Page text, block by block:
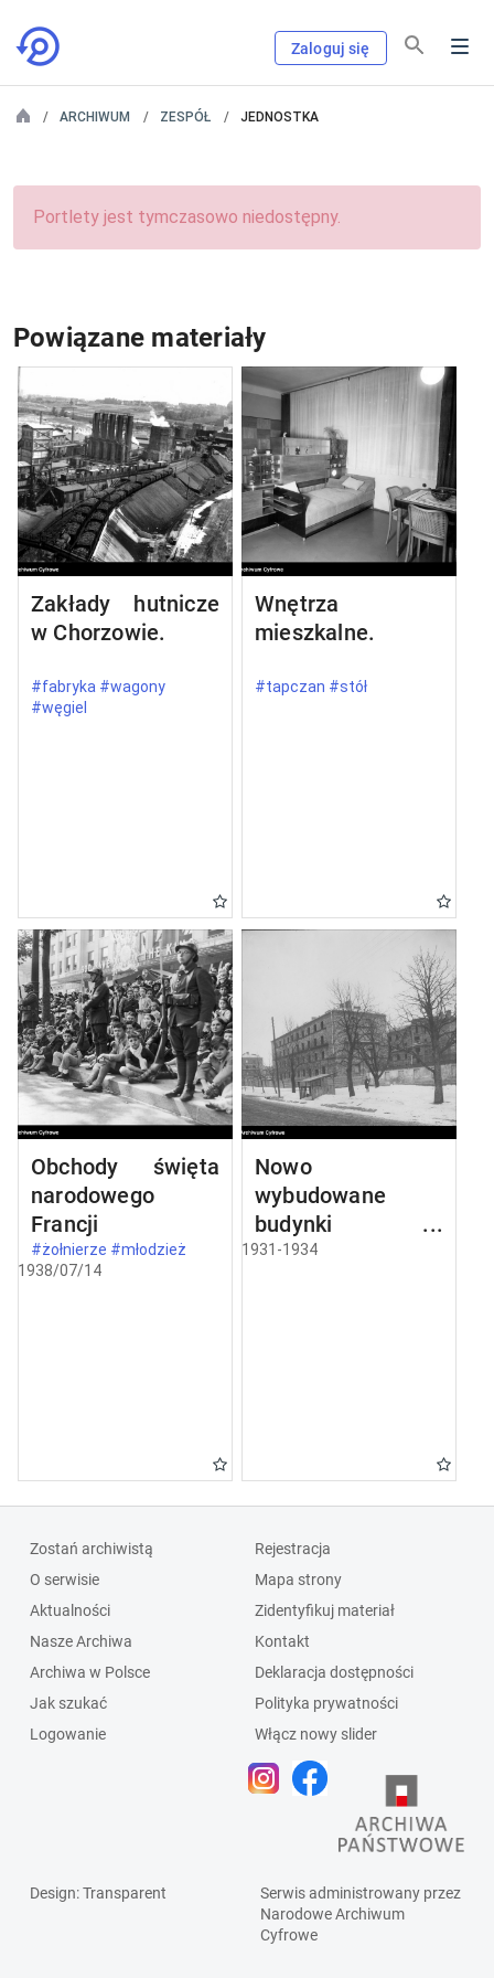
Zaloguj się
ARCHIWUM ZESPÓŁ JEDNOSTKA
Portlety jest tymczasowo niedostępny.
Powiązane materiały
Zakłady hutnicze
w Chorzowie.
#fabryka #wagony
#węgiel
Wnętrza
mieszkalne.
#tapczan #stół
Obchody święta
narodowego
Francji
#żołnierze #młodzież
1938/07/14
Nowo
wybudowane
budynki w
Częstochowie
1931-1934
Zostań archiwistą
O serwisie
Aktualności
Nasze Archiwa
Archiwa w Polsce
Jak szukać
Logowanie
Rejestracja
Mapa strony
Zidentyfikuj materiał
Kontakt
Deklaracja dostępności
Polityka prywatności
Włącz nowy slider
Design: Transparent
Serwis administrowany przez
Narodowe Archiwum
Cyfrowe